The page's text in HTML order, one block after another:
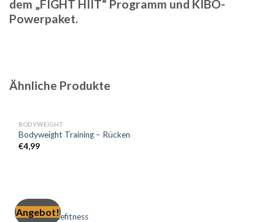
dem „FIGHT HIIT“ Programm und KIBO-
Powerpaket.
Ähnliche Produkte
BODYWEIGHT
Bodyweight Training – Rücken
€4,99
Angebot!
FREE
KIBO Onlinefitness